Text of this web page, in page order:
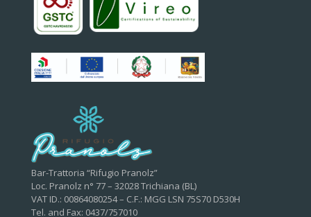
Bar-Trattoria “Rifugio Pranolz”
Loc. Pranolz n° 77 – 32028 Trichiana (BL)
VAT ID.: 00864080254 – C.F.: MGG LSN 75S70 D530H
Tel. and Fax: 0437/757010